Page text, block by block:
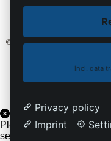
Alemania
© 2026 Los profesionales de
incl. data
Privacy policy
Imprint
Please enable the
settings->security-